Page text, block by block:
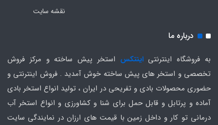
نقشه سایت
درباره ما
به فروشگاه اینترنتیاینتکس استخر پیش ساخته و مرکز فروش
تخصصی و استخر های پیش ساخته خوش آمدید . فروش اینترنتی و
حضوری محصولات بادی و تفریحی در ایران ، تولید انواع استخر بادی
آماده و پرتابل و قابل حمل برای شنا و کشاورزی و انواع استخر آب
درمانی تو کار و داخل زمین با قیمت های ارزان در نمایندگی سایت